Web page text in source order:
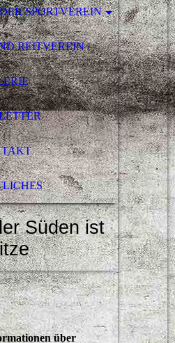
SPORTVEREIN
REITVEREIN
Süden ist
über